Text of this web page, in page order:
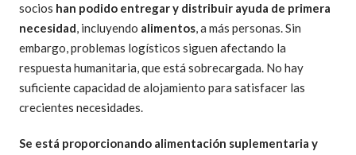
socios han podido entregar y distribuir ayuda de primera
necesidad, incluyendo alimentos, a más personas. Sin
embargo, problemas logísticos siguen afectando la
respuesta humanitaria, que está sobrecargada. No hay
suficiente capacidad de alojamiento para satisfacer las
crecientes necesidades.
Se está proporcionando alimentación suplementaria y